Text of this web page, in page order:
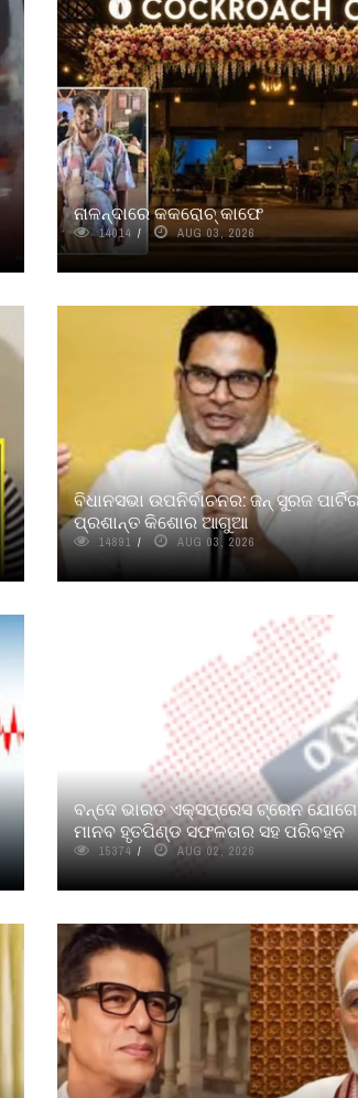
ନାଳନ୍ଦାରେ କକରୋଚ୍ କାଫେ
14014 AUG 03, 2026
ବିଧାନସଭା ଉପନିର୍ବାଚନର: ଜନ୍ ସୁରଜ ପାର୍ଟିର
ପ୍ରଶାନ୍ତ କିଶୋର ଆଗୁଆ
14891 AUG 03, 2026
ବନ୍ଦେ ଭାରତ ଏକ୍ସପ୍ରେସ ଟ୍ରେନ ଯୋଗେ
ମାନବ ହୃତପିଣ୍ଡ ସଫଳତାର ସହ ପରିବହନ
15374 AUG 02, 2026